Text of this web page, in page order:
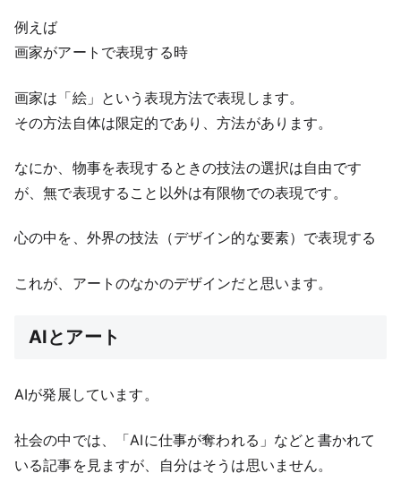
例えば
画家がアートで表現する時
画家は「絵」という表現方法で表現します。
その方法自体は限定的であり、方法があります。
なにか、物事を表現するときの技法の選択は自由です
が、無で表現すること以外は有限物での表現です。
心の中を、外界の技法（デザイン的な要素）で表現する
これが、アートのなかのデザインだと思います。
AIとアート
AIが発展しています。
社会の中では、「AIに仕事が奪われる」などと書かれて
いる記事を見ますが、自分はそうは思いません。